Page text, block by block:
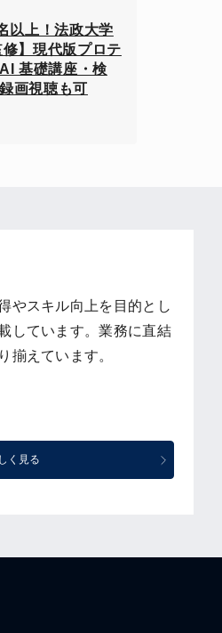
以上！法政大学
】現代版プロテ
基礎講座・検
画視聴も可
やスキル向上を目的とし
しています。業務に直結
揃えています。
く見る